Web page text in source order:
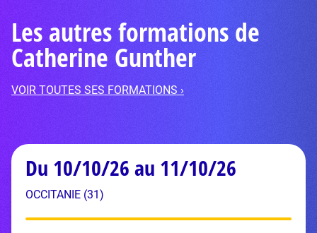
Les autres formations de
Catherine Gunther
VOIR TOUTES SES FORMATIONS ›
Du 10/10/26 au 11/10/26
OCCITANIE (31)